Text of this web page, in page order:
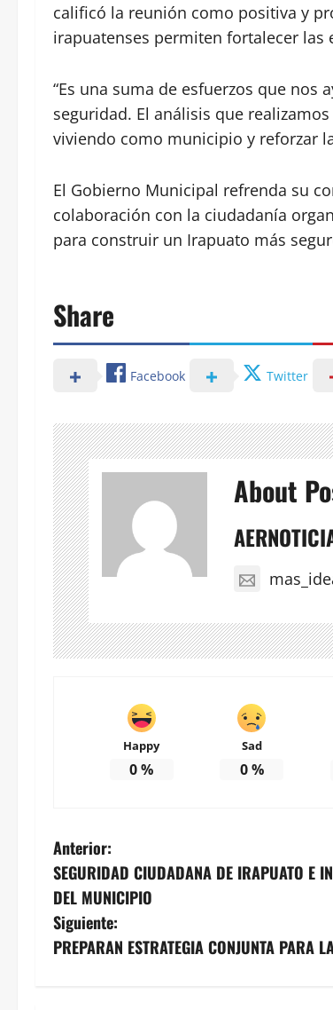
calificó la reunión como positiva y
irapuatenses permiten fortalecer las
“Es una suma de esfuerzos que
seguridad. El análisis que
viviendo como municipio y reforzar
El Gobierno Municipal refrenda su
colaboración con la ciudadanía
para construir un Irapuato más
Share
Facebook Twitter
About
Happy
0%
Sad
0%
N
a
v
e
Anterior:
SEGURIDAD CIUDADANA DE IRAPUATO E
DEL MUNICIPIO
Siguiente:
PREPARAN ESTRATEGIA CONJUNTA PARA